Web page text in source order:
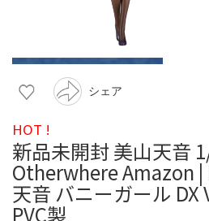
シェア
HOT !
新品未開封 美山天音
Otherwhere Amazon
天音 バニーガール DX
PVC製